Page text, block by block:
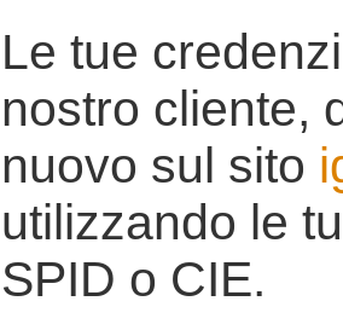
Le tue
nostro cliente,
nuovo sul sito
utilizzando le
SPID o CIE.